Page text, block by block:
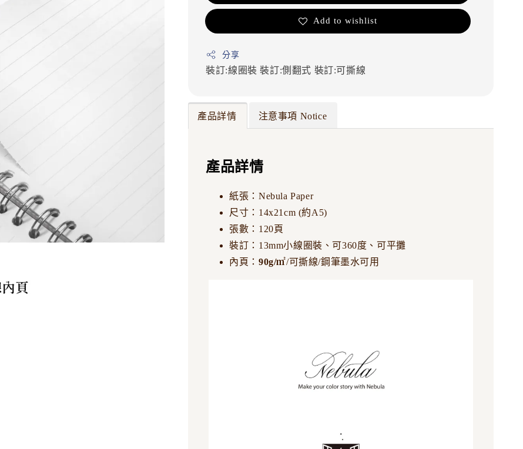
Add to wishlist
分享
裝訂:線圈裝裝訂:側翻式 裝訂:可撕線
產品詳情 注意事項 Notice
產品詳情
紙張：Nebula Paper
尺寸：14x21cm (約A5)
張數：120頁
裝訂：13mm小線圈裝、可360度、可平攤
內頁： 90g/㎡/可撕線/鋼筆墨水可用